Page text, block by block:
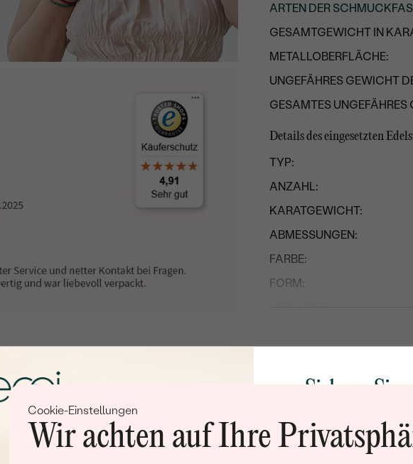
Cookie-Einstellungen
Wir achten auf Ihre
ARTEN DER
GESAMTGEWICHT IN
METALLOBERFLÄCHE:
UNGEFÄHRES GEWICHT
GESAMTES UNGEFÄHRES
Details des eingesetzten
TYP:
ANZAHL:
KARATGEWICHT:
ABMESSUNGEN:
FARBE:
FORM:
ANZAHL:
HERKUNFT:
Sichern Sie
Rabatt auf